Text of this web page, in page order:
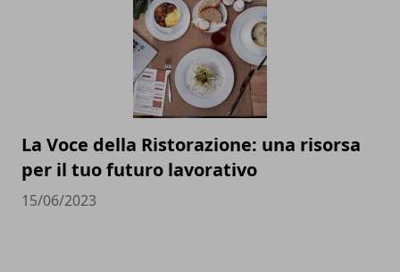
La Voce della Ristorazione: una risorsa
per il tuo futuro lavorativo
15/06/2023